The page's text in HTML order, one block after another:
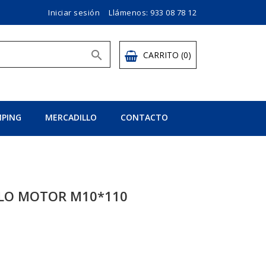
Iniciar sesión Llámenos: 933 08 78 12
CARRITO (0)

MERCADILLO CONTACTO
MOTOR M10*110